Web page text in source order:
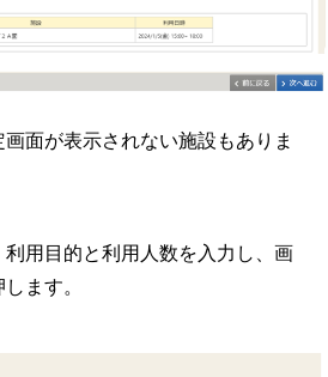
面が表示されない施設もありま
利用目的と利用人数を入力し、画
ます。